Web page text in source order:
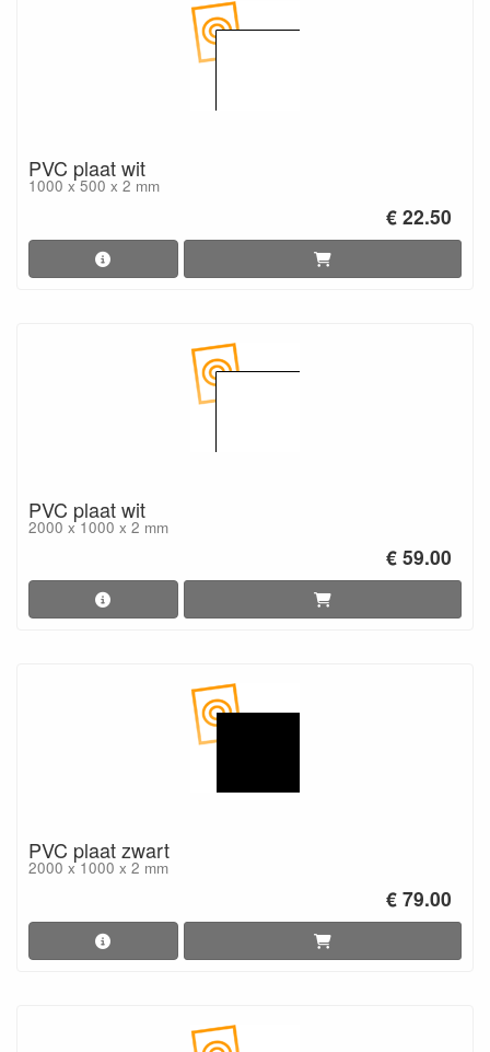
PVC plaat wit
1000 x 500 x 2 mm
€ 22.50
PVC plaat wit
2000 x 1000 x 2 mm
€ 59.00
PVC plaat zwart
2000 x 1000 x 2 mm
€ 79.00